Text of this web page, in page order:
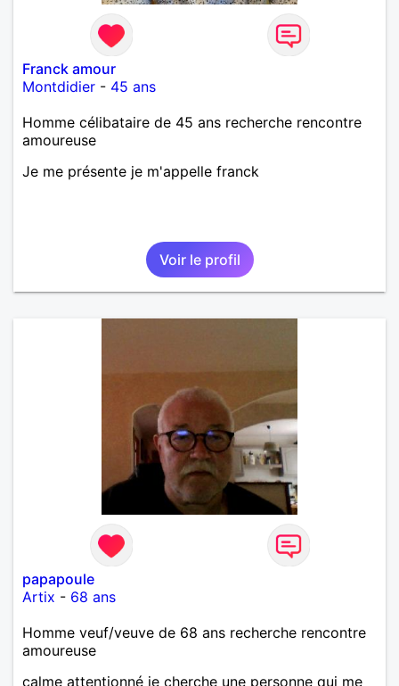
Franck amour
Montdidier - 45 ans
Homme célibataire de 45 ans recherche rencontre
amoureuse
Je me présente je m'appelle franck
Voir le profil
papapoule
Artix - 68 ans
Homme veuf/veuve de 68 ans recherche rencontre
amoureuse
calme attentionné je cherche une personne qui me